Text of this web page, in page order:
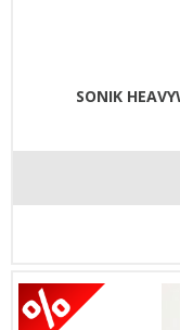
SONIK